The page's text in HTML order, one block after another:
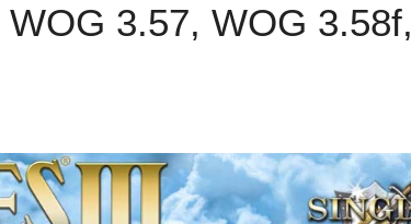
3.57, WOG 3.58f,